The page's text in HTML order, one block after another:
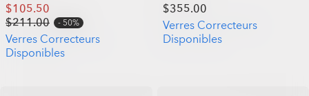
$105.50
$211.00
50%
Verres Correcteurs
Disponibles
$355.00
Verres Correcteurs
Disponibles